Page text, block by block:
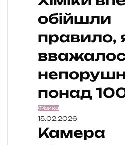
обійшли
правило,
понад
Фізика
15.02.2026
Камера